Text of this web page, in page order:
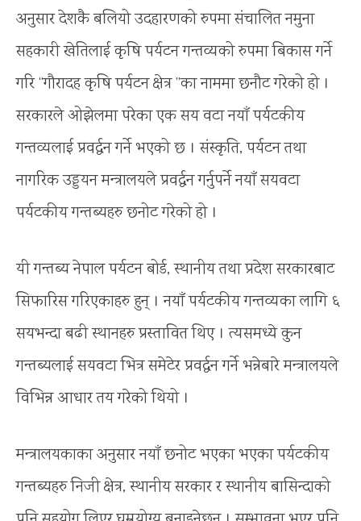
अनुसार देशकै बलियो उदहारणको रुपमा संचालित नमुना
सहकारी खेतिलाई कृषि पर्यटन गन्तव्यको रुपमा बिकास गर्ने
गरि “गौरादह कृषि पर्यटन क्षेत्र ”का नाममा छनौट गरेको हो ।
सरकारले ओझेलमा परेका एक सय वटा नयाँ पर्यटकीय
गन्तव्यलाई प्रवर्द्धन गर्ने भएको छ । संस्कृति, पर्यटन तथा
नागरिक उड्डयन मन्त्रालयले प्रवर्द्धन गर्नुपर्ने नयाँ सयवटा
पर्यटकीय गन्तब्यहरु छनोट गरेको हो ।
यी गन्तब्य नेपाल पर्यटन बोर्ड, स्थानीय तथा प्रदेश सरकारबाट
सिफारिस गरिएकाहरु हुन् । नयाँ पर्यटकीय गन्तव्यका लागि ६
सयभन्दा बढी स्थानहरु प्रस्तावित थिए । त्यसमध्ये कुन
गन्तब्यलाई सयवटा भित्र समेटेर प्रवर्द्धन गर्ने भन्नेबारे मन्त्रालयले
विभिन्न आधार तय गरेको थियो ।
मन्त्रालयकाका अनुसार नयाँ छनोट भएका भएका पर्यटकीय
गन्तब्यहरु निजी क्षेत्र, स्थानीय सरकार र स्थानीय बासिन्दाको